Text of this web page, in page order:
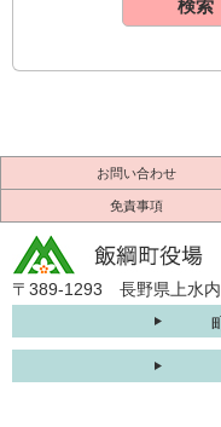
お問い合わせ
免責事項
〒389-1293 長野県上水